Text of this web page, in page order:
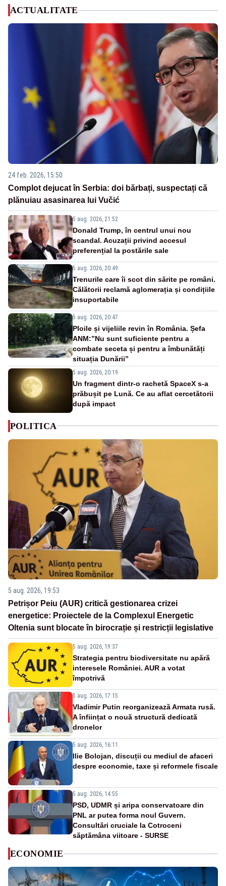
ACTUALITATE
24 feb. 2026, 15:50
Complot dejucat în Serbia: doi bărbați, suspectați că
plănuiau asasinarea lui Vučić
5 aug. 2026, 21:52
Donald Trump, în centrul unui nou
scandal. Acuzații privind accesul
preferențial la postările sale
5 aug. 2026, 20:49
Trenurile care îi scot din sărite pe români.
Călătorii reclamă aglomerația și condițiile
insuportabile
5 aug. 2026, 20:47
Ploile și vijeliile revin în România. Șefa
ANM:”Nu sunt suficiente pentru a
combate seceta și pentru a îmbunătăți
situația Dunării”
5 aug. 2026, 20:19
Un fragment dintr-o rachetă SpaceX s-a
prăbușit pe Lună. Ce au aflat cercetătorii
după impact
POLITICA
5 aug. 2026, 19:53
Petrișor Peiu (AUR) critică gestionarea crizei
energetice: Proiectele de la Complexul Energetic
Oltenia sunt blocate în birocrație și restricții legislative
5 aug. 2026, 19:37
Strategia pentru biodiversitate nu apără
interesele României. AUR a votat
împotrivă
5 aug. 2026, 17:15
Vladimir Putin reorganizează Armata rusă.
A înființat o nouă structură dedicată
dronelor
5 aug. 2026, 16:11
Ilie Bolojan, discuții cu mediul de afaceri
despre economie, taxe și reformele fiscale
5 aug. 2026, 14:55
PSD, UDMR și aripa conservatoare din
PNL ar putea forma noul Guvern.
Consultări cruciale la Cotroceni
săptămâna viitoare - SURSE
ECONOMIE